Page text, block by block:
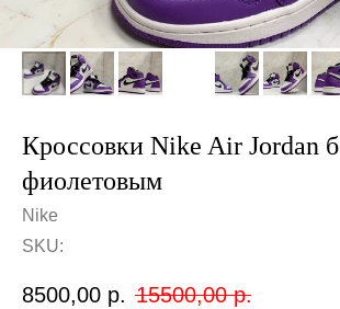
Кроссовки Nike Air Jordan
фиолетовым
Nike
SKU:
8500,00 р. 15500,00 р.